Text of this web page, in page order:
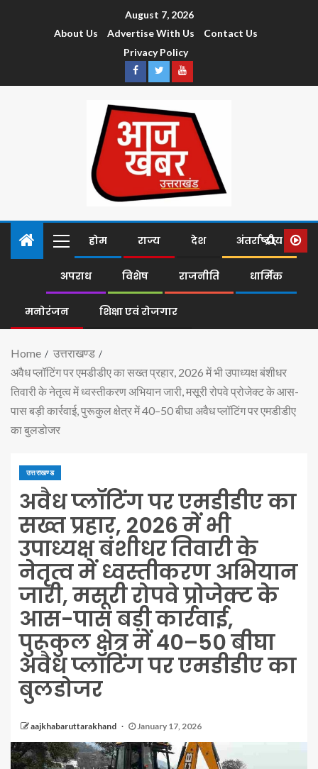
August 7, 2026
About Us
Advertise With Us
Contact Us
Privacy Policy
होम राज्य देश अंतर्राष्ट्रीय
अपराध विशेष राजनीति धार्मिक
मनोरंजन शिक्षा एवं रोजगार
Home
उत्तराखण्ड
अवैध प्लॉटिंग पर एमडीडीए का सख्त प्रहार, 2026 में भी उपाध्यक्ष बंशीधर
तिवारी के नेतृत्व में ध्वस्तीकरण अभियान जारी, मसूरी रोपवे प्रोजेक्ट के आस-
पास बड़ी कार्रवाई, पुरूकुल क्षेत्र में 40–50 बीघा अवैध प्लॉटिंग पर एमडीडीए
का बुलडोजर
उत्तराखण्ड
अवैध प्लॉटिंग पर एमडीडीए का
सख्त प्रहार, 2026 में भी
उपाध्यक्ष बंशीधर तिवारी के
नेतृत्व में ध्वस्तीकरण अभियान
जारी, मसूरी रोपवे प्रोजेक्ट के
आस-पास बड़ी कार्रवाई,
पुरूकुल क्षेत्र में 40–50 बीघा
अवैध प्लॉटिंग पर एमडीडीए का
बुलडोजर
aajkhabaruttarakhand January 17, 2026